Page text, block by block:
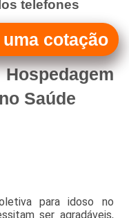
telefones
Saúde
para idoso no
ser agradáveis,
cotação